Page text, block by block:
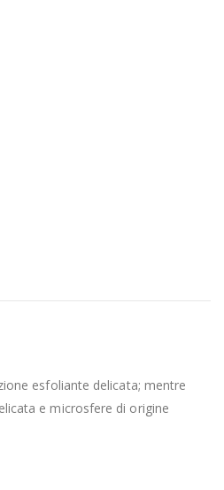
esfoliante delicata; mentre
e microsfere di origine